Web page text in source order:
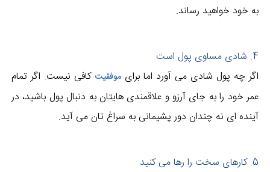
به خود خواهید رساند.
4. شادی مساوی پول است
اگر چه پول شادی می آورد اما برای موفقیت کافی نیست. اگر تمام
عمر خود را به جای آرزو و علاقمندی هایتان به دنبال پول باشید، در
آینده ای نه چندان دور پشیمانی به سراغ تان می آید.
5. کارهای سخت را رها می کنید